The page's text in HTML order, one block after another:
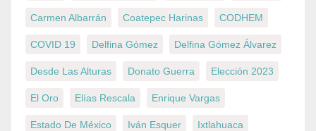
Carmen Albarrán Coatepec Harinas CODHEM
COVID 19 Delfina Gómez Delfina Gómez Álvarez
Desde Las Alturas Donato Guerra Elección 2023
El Oro Elías Rescala Enrique Vargas
Estado De México Iván Esquer Ixtlahuaca